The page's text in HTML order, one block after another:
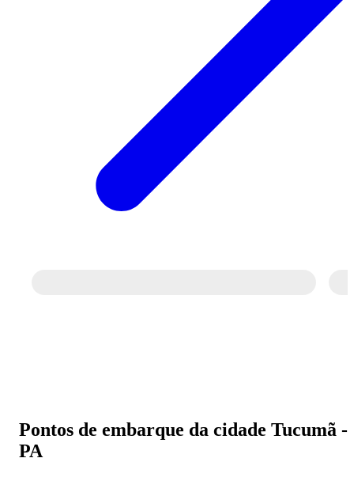
Pontos de embarque da cidade Tucumã -
PA